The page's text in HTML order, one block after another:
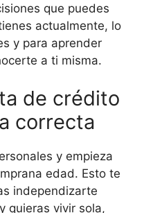
que puedes
actualmente, lo
y para aprender
a ti misma.
de crédito
correcta
y empieza
edad. Esto te
independizarte
quieras vivir sola,